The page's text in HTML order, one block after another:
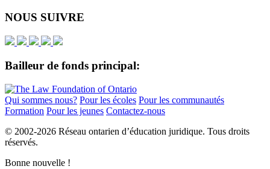
NOUS SUIVRE
Bailleur de fonds principal:
Qui sommes nous? Pour les écoles Pour les communautés
Formation Pour les jeunes Contactez-nous
© 2002-2026 Réseau ontarien d’éducation juridique. Tous droits
réservés.
Bonne nouvelle !